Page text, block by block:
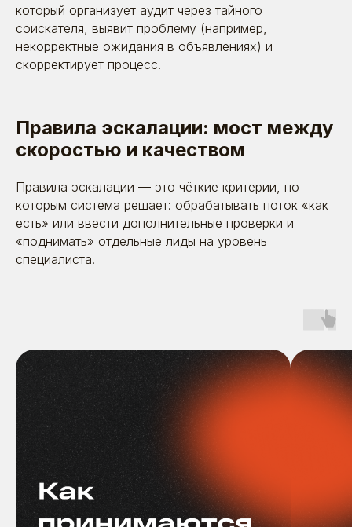
который организует аудит через тайного
соискателя, выявит проблему (например,
некорректные ожидания в объявлениях) и
скорректирует процесс.
Правила эскалации: мост между
скоростью и качеством
Правила эскалации — это чёткие критерии, по
которым система решает: обрабатывать поток «как
есть» или ввести дополнительные проверки и
«поднимать» отдельные лиды на уровень
специалиста.